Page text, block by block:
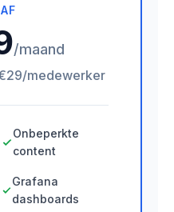
/maand
medewerker
Onbeperkte
content
Grafana
dashboards